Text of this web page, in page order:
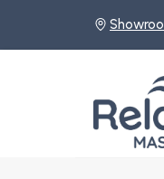
treści